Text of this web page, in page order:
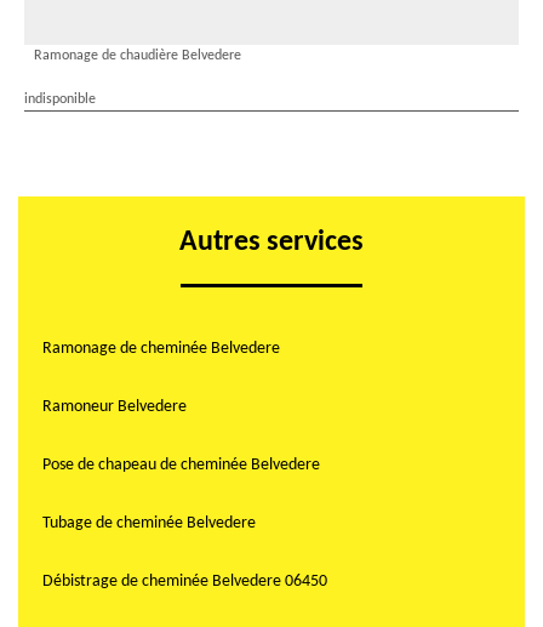
Ramonage de chaudière Belvedere
indisponible
Autres services
Ramonage de cheminée Belvedere
Ramoneur Belvedere
Pose de chapeau de cheminée Belvedere
Tubage de cheminée Belvedere
Débistrage de cheminée Belvedere 06450